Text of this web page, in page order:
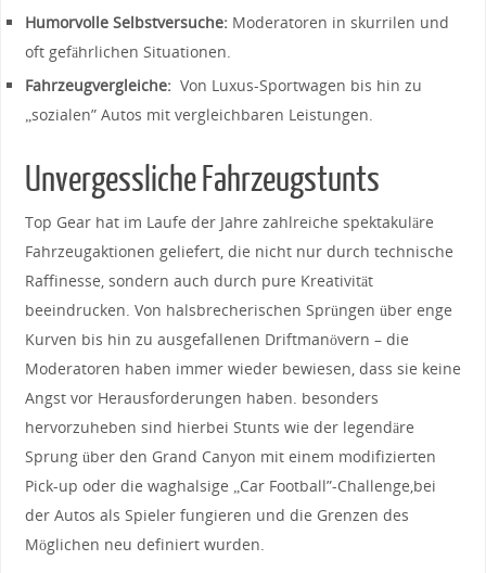
Humorvolle​ Selbstversuche:Moderatoren in skurrilen und
oft gefährlichen Situationen.
Fahrzeugvergleiche:⁢ Von Luxus-Sportwagen ⁢bis‍ hin⁣ zu
„sozialen”‌ Autos​ mit vergleichbaren Leistungen.
Unvergessliche Fahrzeugstunts
Top Gear hat ⁣im ⁤Laufe der ‍Jahre zahlreiche spektakuläre
Fahrzeugaktionen geliefert, die ​nicht nur durch technische
Raffinesse, sondern auch durch pure Kreativität
beeindrucken. Von‌ halsbrecherischen ⁣Sprüngen über ‍enge
Kurven bis‌ hin zu ‌ausgefallenen Driftmanövern – die
Moderatoren haben ⁣immer wieder bewiesen, ‍dass sie keine
Angst vor Herausforderungen haben. besonders
hervorzuheben⁢ sind hierbei⁢ Stunts wie der legendäre‌
Sprung über den⁣ Grand ‍Canyon ⁢mit einem modifizierten
⁢Pick-up ⁣oder die‌ waghalsige⁤ „Car Football”-Challenge,bei
der Autos als Spieler fungieren⁢ und die Grenzen ‍des
Möglichen neu ‌definiert wurden.